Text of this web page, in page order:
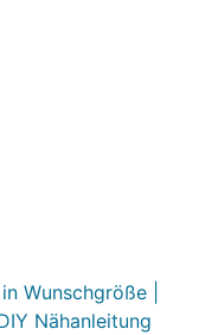
Wunschgröße |
Nähanleitung